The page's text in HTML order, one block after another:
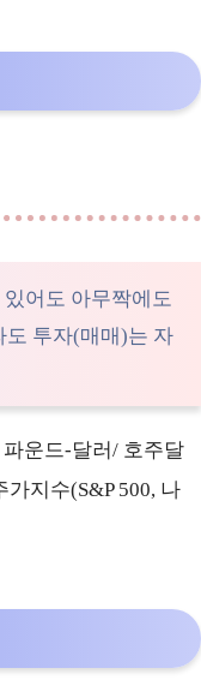
어도 아무짝에도
도 투자(매매)는 자
운드-달러/ 호주달
지수(S&P 500, 나